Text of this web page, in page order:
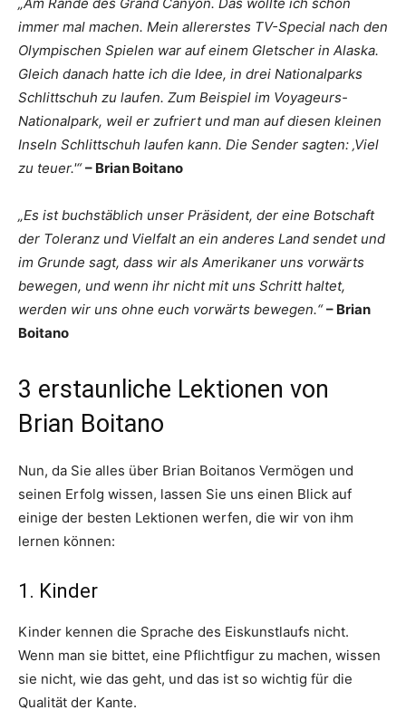
immer mal machen. Mein allererstes TV-Special nach den
Olympischen Spielen war auf einem Gletscher in Alaska.
Gleich danach hatte ich die Idee, in drei Nationalparks
Schlittschuh zu laufen. Zum Beispiel im Voyageurs-
Nationalpark, weil er zufriert und man auf diesen kleinen
Inseln Schlittschuh laufen kann. Die Sender sagten: ‚Viel
zu teuer.'“– Brian Boitano
„Es ist buchstäblich unser Präsident, der eine Botschaft
der Toleranz und Vielfalt an ein anderes Land sendet und
im Grunde sagt, dass wir als Amerikaner uns vorwärts
bewegen, und wenn ihr nicht mit uns Schritt haltet,
werden wir uns ohne euch vorwärts bewegen.“– Brian
Boitano
3 erstaunliche Lektionen von
Brian Boitano
Nun, da Sie alles über Brian Boitanos Vermögen und
seinen Erfolg wissen, lassen Sie uns einen Blick auf
einige der besten Lektionen werfen, die wir von ihm
lernen können:
1. Kinder
Kinder kennen die Sprache des Eiskunstlaufs nicht.
Wenn man sie bittet, eine Pflichtfigur zu machen, wissen
sie nicht, wie das geht, und das ist so wichtig für die
Qualität der Kante.